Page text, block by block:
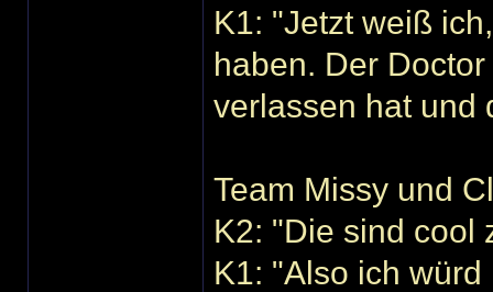
K1: "Jetzt weiß
haben. Der
verlassen hat und
Team Missy und
K2: "Die sind cool
K1: "Also ich